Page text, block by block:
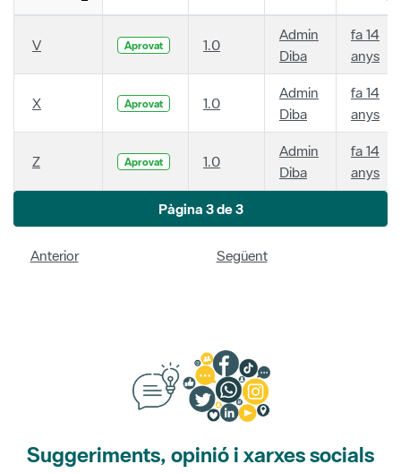
V Aprovat 1.0
Admin
Diba
fa 14
anys
X Aprovat 1.0
Admin
Diba
fa 14
anys
Z Aprovat 1.0
Admin
Diba
fa 14
anys
Pàgina 3 de 3
Anterior Següent
Suggeriments, opinió i xarxes socials